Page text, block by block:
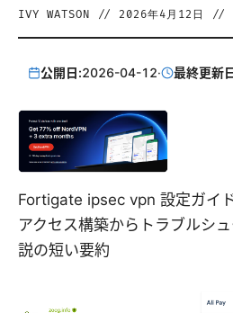
IVY WATSON // 2026年4月12日 //
公開日:2026-04-12· 最終更新
Fortigate ipsec vpn 設定ガイ
アクセス構築からトラブルシ
説の短い要約